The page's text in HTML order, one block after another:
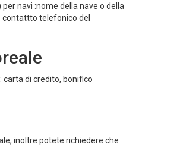
navi :nome della nave o della
contattto telefonico del
carta di credito, bonifico
inoltre potete richiedere che